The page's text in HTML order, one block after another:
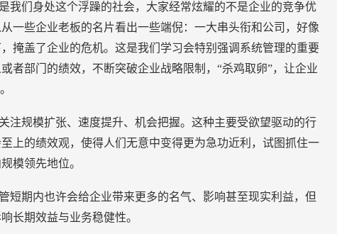
我们身处这个浮躁的社会，大家经常炫耀的不是企业的竞争优
一些企业老板的名片看出一些端倪：一大串头衔和公司，好像
掩盖了企业的危机。这是我们学习会特别强调系统管理的重要
者部门的绩效，不断突破企业战略限制，“杀鸡取卵”，让企业
注规模扩张、速度提升、机会把握。这种主要受欲望驱动的行
上的绩效观，使得人们无意中变得更为急功近利，试图抓住一
模领先地位。
短期内也许会给企业带来更多的名气、影响甚至现实利益，但
长期效益与业务稳健性。